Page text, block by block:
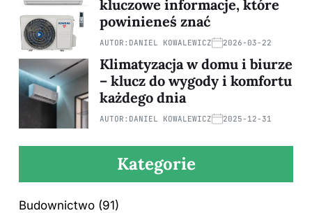
kluczowe informacje, które
powinieneś znać
AUTOR: DANIEL KOWALEWICZ 2026-03-22
Klimatyzacja w domu i biurze
– klucz do wygody i komfortu
każdego dnia
AUTOR: DANIEL KOWALEWICZ 2025-12-31
Kategorie
Budownictwo (91)